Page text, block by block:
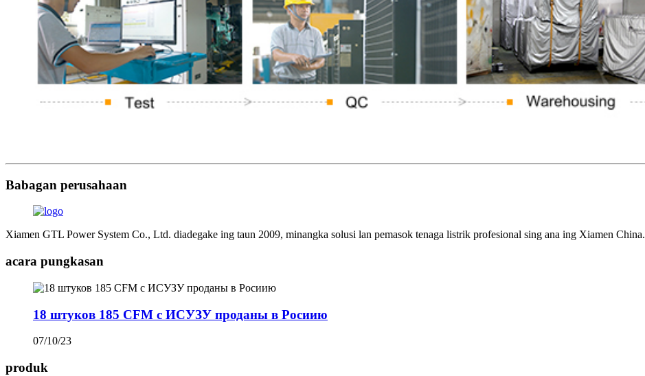
Babagan perusahaan
Xiamen GTL Power System Co., Ltd. diadegake ing taun 2009, minangka solusi lan pemasok tenaga listrik profesional sing ana ing Xiamen China.
acara pungkasan
18 штуков 185 CFM с ИСУЗУ проданы в Росиию
07/10/23
produk